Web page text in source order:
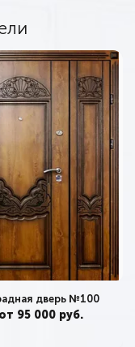
дверь №100
от 95 000 руб.